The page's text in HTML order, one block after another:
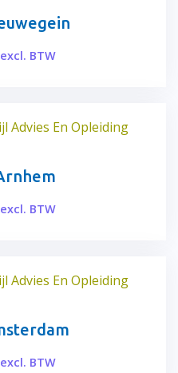
excl. BTW
excl. BTW
excl. BTW